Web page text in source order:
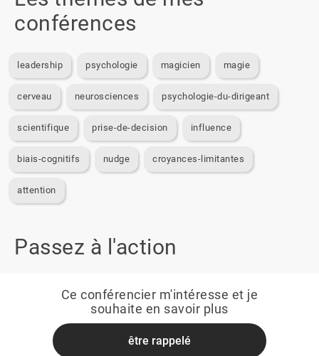
conférences
leadership psychologie magicien magie
cerveau neurosciences psychologie-du-dirigeant
scientifique prise-de-decision influence
biais-cognitifs nudge croyances-limitantes
attention
Passez à l'action
Ce conférencier m'intéresse et je
souhaite en savoir plus
être rappelé